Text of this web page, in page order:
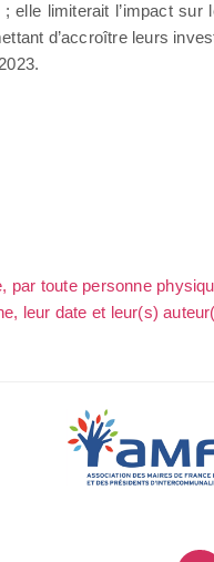
limiterait l’impact
d’accroître leurs
par toute personne
leur date et leur(s)